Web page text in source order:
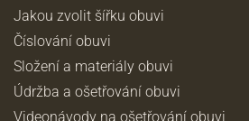
Jakou zvolit šířku obuvi
Číslování obuvi
Složení a materiály obuvi
Údržba a ošetřování obuvi
Videonávody na ošetřování obuvi